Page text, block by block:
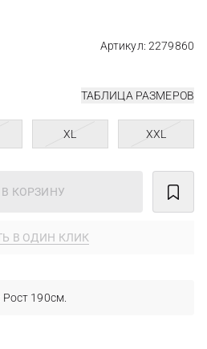
Артикул: 2279860
ТАБЛИЦА РАЗМЕРОВ
XL XXL
КОРЗИНУ
В ОДИН КЛИК
190см.